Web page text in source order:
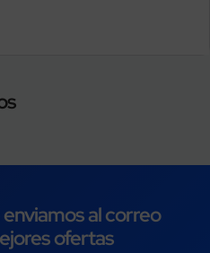
al correo
ofertas